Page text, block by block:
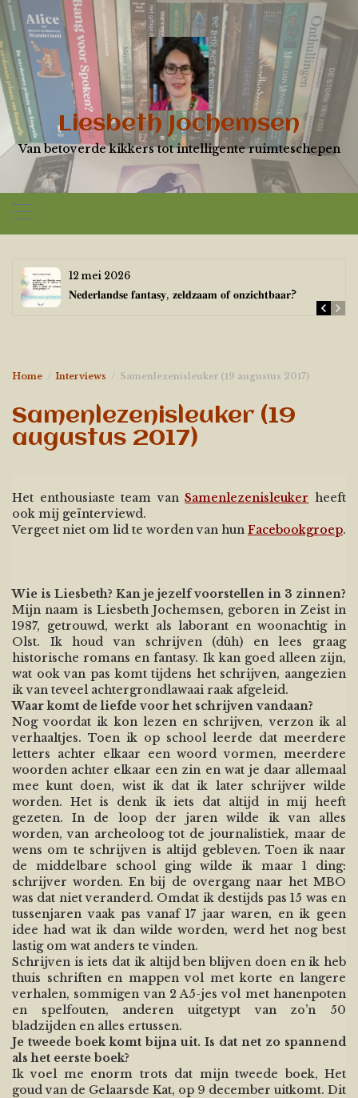
Skip
to
content
Liesbeth Jochemsen
Van betoverde kikkers tot intelligente ruimteschepen
12 mei 2026
𝐍𝐞𝐝𝐞𝐫𝐥𝐚𝐧𝐝𝐬𝐞 𝐟𝐚𝐧𝐭𝐚𝐬𝐲, 𝐳𝐞𝐥𝐝𝐳𝐚𝐚𝐦 𝐨𝐟 𝐨𝐧𝐳𝐢𝐜𝐡𝐭𝐛𝐚𝐚𝐫?
Home Interviews Samenlezenisleuker (19 augustus 2017)
Samenlezenisleuker (19
augustus 2017)
Het enthousiaste team vanSamenlezenisleuker heeft
ook mij geïnterviewd.
Vergeet niet om lid te worden van hun Facebookgroep.
Wie is Liesbeth? Kan je jezelf voorstellen in 3 zinnen?
Mijn naam is Liesbeth Jochemsen, geboren in Zeist in
1987, getrouwd, werkt als laborant en woonachtig in
Olst. Ik houd van schrijven (dûh) en lees graag
historische romans en fantasy. Ik kan goed alleen zijn,
wat ook van pas komt tijdens het schrijven, aangezien
ik van teveel achtergrondlawaai raak afgeleid.
Waar komt de liefde voor het schrijven vandaan?
Nog voordat ik kon lezen en schrijven, verzon ik al
verhaaltjes. Toen ik op school leerde dat meerdere
letters achter elkaar een woord vormen, meerdere
woorden achter elkaar een zin en wat je daar allemaal
mee kunt doen, wist ik dat ik later schrijver wilde
worden. Het is denk ik iets dat altijd in mij heeft
gezeten. In de loop der jaren wilde ik van alles
worden, van archeoloog tot de journalistiek, maar de
wens om te schrijven is altijd gebleven. Toen ik naar
de middelbare school ging wilde ik maar 1 ding:
schrijver worden. En bij de overgang naar het MBO
was dat niet veranderd. Omdat ik destijds pas 15 was en
tussenjaren vaak pas vanaf 17 jaar waren, en ik geen
idee had wat ik dan wilde worden, werd het nog best
lastig om wat anders te vinden.
Schrijven is iets dat ik altijd ben blijven doen en ik heb
thuis schriften en mappen vol met korte en langere
verhalen, sommigen van 2 A5-jes vol met hanenpoten
en spelfouten, anderen uitgetypt van zo’n 50
bladzijden en alles ertussen.
Je tweede boek komt bijna uit. Is dat net zo spannend
als het eerste boek?
Ik voel me enorm trots dat mijn tweede boek, Het
goud van de Gelaarsde Kat, op 9 december uitkomt. Dit